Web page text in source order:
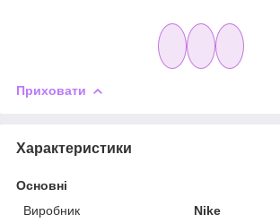
Приховати
Характеристики
Основні
Виробник
Nike